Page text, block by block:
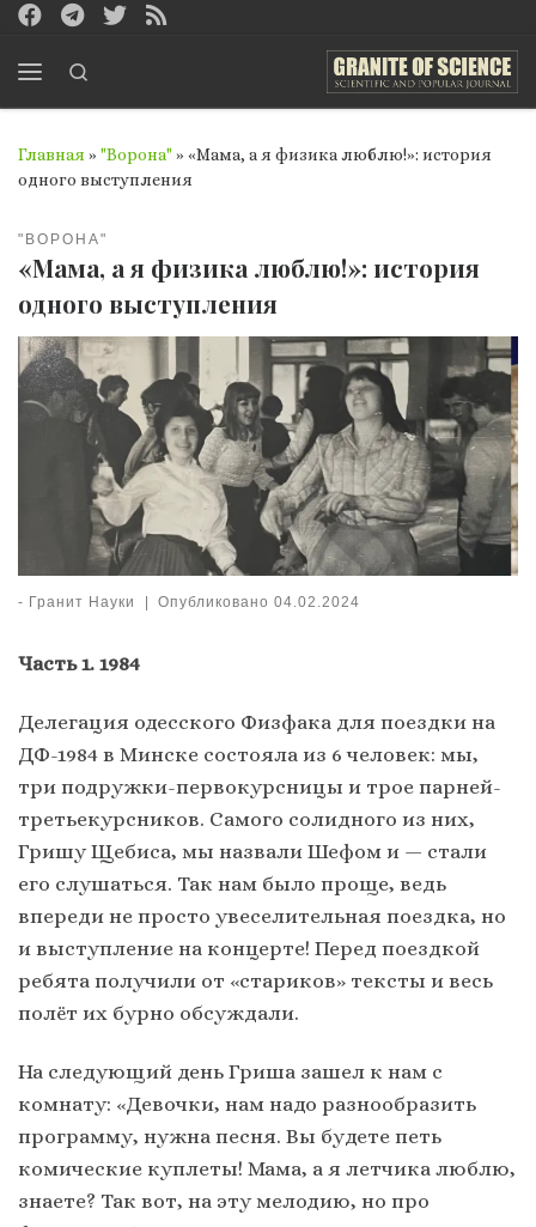
Перейти к содержимому
Главная » "Ворона" » «Мама, а я физика люблю!»: история
одного выступления
"ВОРОНА"
«Мама, а я физика люблю!»: история
одного выступления
- Гранит Науки | Опубликовано04.02.2024
Часть 1. 1984
Делегация одесского Физфака для поездки на
ДФ-1984 в Минске состояла из 6 человек: мы,
три подружки-первокурсницы и трое парней-
третьекурсников. Самого солидного из них,
Гришу Щебиса, мы назвали Шефом и — стали
его слушаться. Так нам было проще, ведь
впереди не просто увеселительная поездка, но
и выступление на концерте! Перед поездкой
ребята получили от «стариков» тексты и весь
полёт их бурно обсуждали.
На следующий день Гриша зашел к нам с
комнату: «Девочки, нам надо разнообразить
программу, нужна песня. Вы будете петь
комические куплеты! Мама, а я летчика люблю,
знаете? Так вот, на эту мелодию, но про